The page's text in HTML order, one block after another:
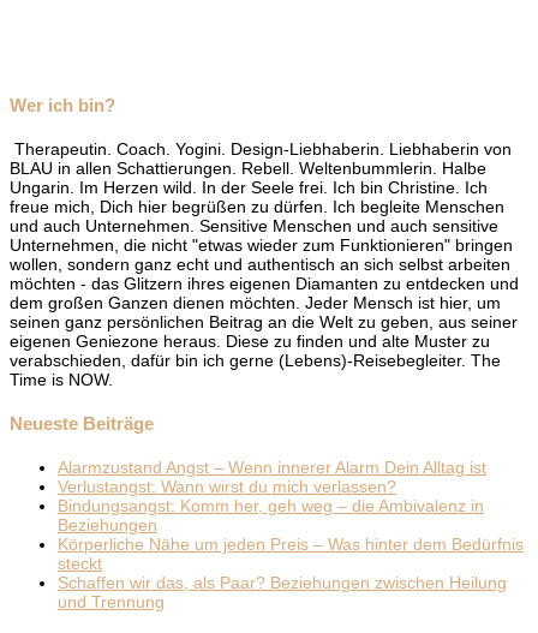
Wer ich bin?
Therapeutin. Coach. Yogini. Design-Liebhaberin. Liebhaberin von
BLAU in allen Schattierungen. Rebell. Weltenbummlerin. Halbe
Ungarin. Im Herzen wild. In der Seele frei. Ich bin Christine. Ich
freue mich, Dich hier begrüßen zu dürfen. Ich begleite Menschen
und auch Unternehmen. Sensitive Menschen und auch sensitive
Unternehmen, die nicht "etwas wieder zum Funktionieren" bringen
wollen, sondern ganz echt und authentisch an sich selbst arbeiten
möchten - das Glitzern ihres eigenen Diamanten zu entdecken und
dem großen Ganzen dienen möchten. Jeder Mensch ist hier, um
seinen ganz persönlichen Beitrag an die Welt zu geben, aus seiner
eigenen Geniezone heraus. Diese zu finden und alte Muster zu
verabschieden, dafür bin ich gerne (Lebens)-Reisebegleiter. The
Time is NOW.
Neueste Beiträge
Alarmzustand Angst – Wenn innerer Alarm Dein Alltag ist
Verlustangst: Wann wirst du mich verlassen?
Bindungsangst: Komm her, geh weg – die Ambivalenz in
Beziehungen
Körperliche Nähe um jeden Preis – Was hinter dem Bedürfnis
steckt
Schaffen wir das, als Paar? Beziehungen zwischen Heilung
und Trennung